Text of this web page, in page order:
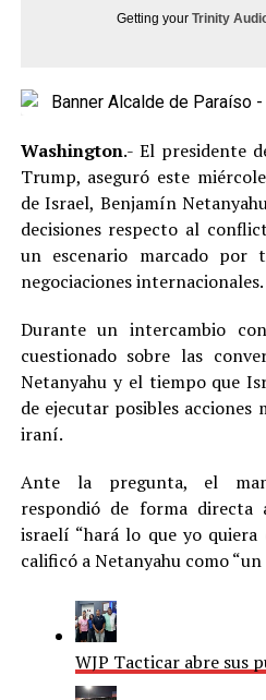
Getting your Trinity
Washington.- El presidente
Trump, aseguró este
de Israel, Benjamín
decisiones respecto al
un escenario marcado por
negociaciones internacionales.
Durante un intercambio
cuestionado sobre las
Netanyahu y el tiempo que
de ejecutar posibles
iraní.
Ante la pregunta, el
respondió de forma
israelí “hará lo que yo quiera
calificó a Netanyahu como
WJP Tacticar abre sus